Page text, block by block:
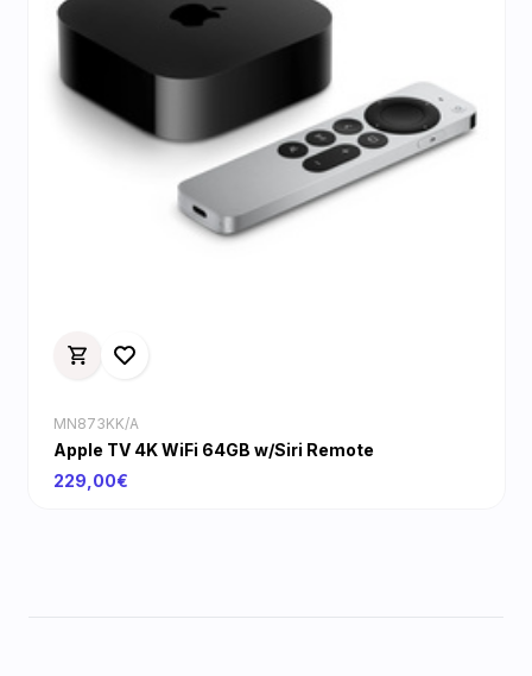
MN873KK/A
Apple TV 4K WiFi 64GB w/Siri Remote
229,00€